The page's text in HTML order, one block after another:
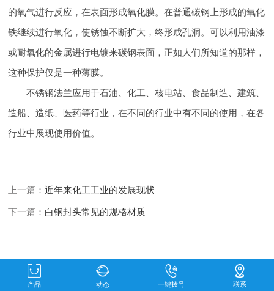
的氧气进行反应，在表面形成氧化膜。在普通碳钢上形成的氧化
铁继续进行氧化，使锈蚀不断扩大，终形成孔洞。可以利用油漆
或耐氧化的金属进行电镀来碳钢表面，正如人们所知道的那样，
这种保护仅是一种薄膜。
不锈钢法兰应用于石油、化工、核电站、食品制造、建筑、
造船、造纸、医药等行业，在不同的行业中有不同的使用，在各
行业中展现使用价值。
上一篇：近年来化工工业的发展现状
下一篇： 白钢封头常见的规格材质
产品 动态 一键拨号 联系